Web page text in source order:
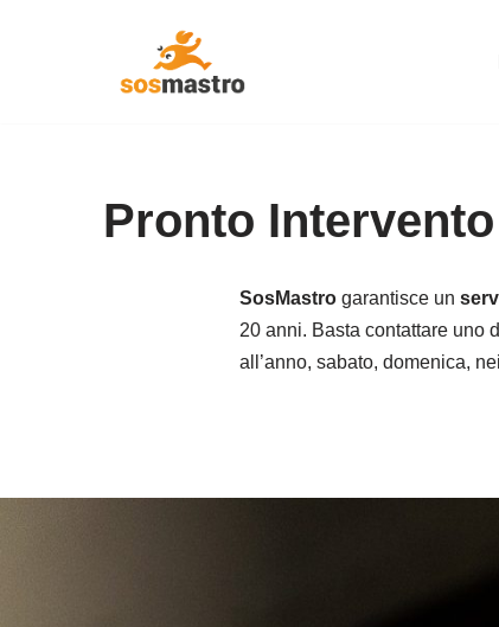
Pronto
SosMastrogarantisce un
20 anni. Basta contattare uno
all’anno, sabato, domenica,